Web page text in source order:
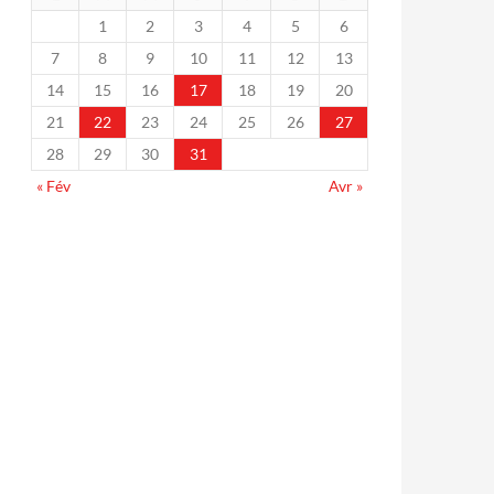
1
2 3 4 5
6
7
8 9 10 11 12
13
14
15 16 17 18 19
20
21
22 23 24 25 26
27
28
29 30
31
« Fév
Avr »